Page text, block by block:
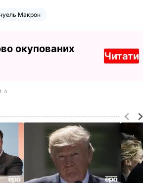
Макрон
окупованих
Читати